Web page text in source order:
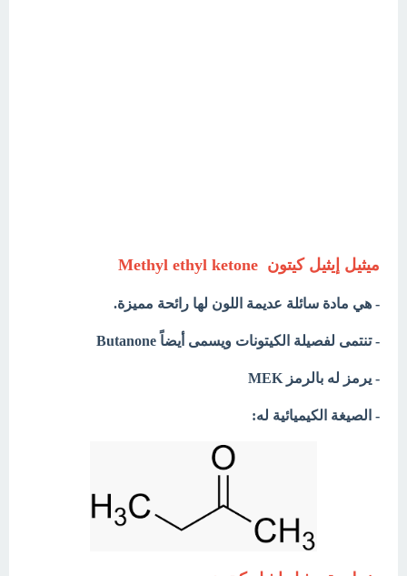
ميثيل إيثيل كيتون Methyl ethyl ketone
- هي مادة سائلة عديمة اللون لها رائحة مميزة.
- تنتمى لفصيلة الكيتونات ويسمى أيضاً Butanone
- يرمز له بالرمز MEK
- الصيغة الكيميائية له: